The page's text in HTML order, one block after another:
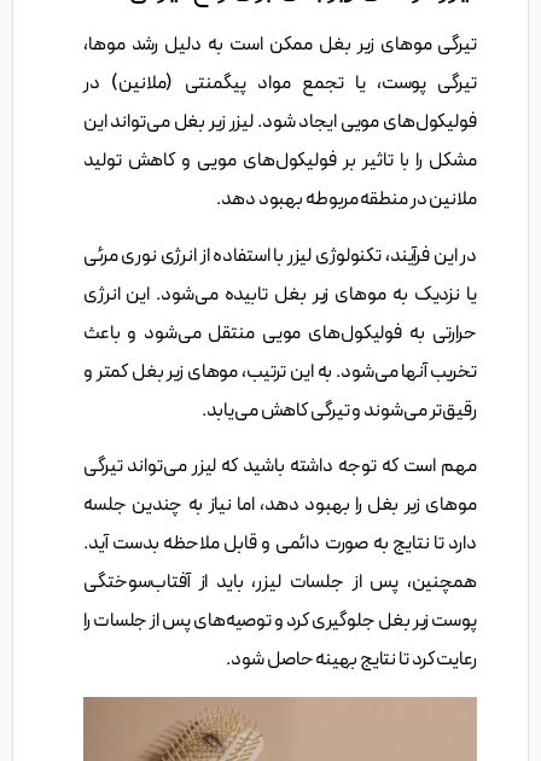
تیرگی موهای زیر بغل ممکن است به دلیل رشد موها،
تیرگی پوست، یا تجمع مواد پیگمنتی (ملانین) در
فولیکول‌های مویی ایجاد شود. لیزر زیر بغل می‌تواند این
مشکل را با تاثیر بر فولیکول‌های مویی و کاهش تولید
ملانین در منطقه مربوطه بهبود دهد.
در این فرآیند، تکنولوژی لیزر با استفاده از انرژی نوری مرئی
یا نزدیک به موهای زیر بغل تابیده می‌شود. این انرژی
حرارتی به فولیکول‌های مویی منتقل می‌شود و باعث
تخریب آنها می‌شود. به این ترتیب، موهای زیر بغل کمتر و
رقیق‌تر می‌شوند و تیرگی کاهش می‌یابد.
مهم است که توجه داشته باشید که لیزر می‌تواند تیرگی
موهای زیر بغل را بهبود دهد، اما نیاز به چندین جلسه
دارد تا نتایج به صورت دائمی و قابل ملاحظه بدست آید.
همچنین، پس از جلسات لیزر، باید از آفتاب‌سوختگی
پوست زیر بغل جلوگیری کرد و توصیه‌های پس از جلسات را
رعایت کرد تا نتایج بهینه حاصل شود.